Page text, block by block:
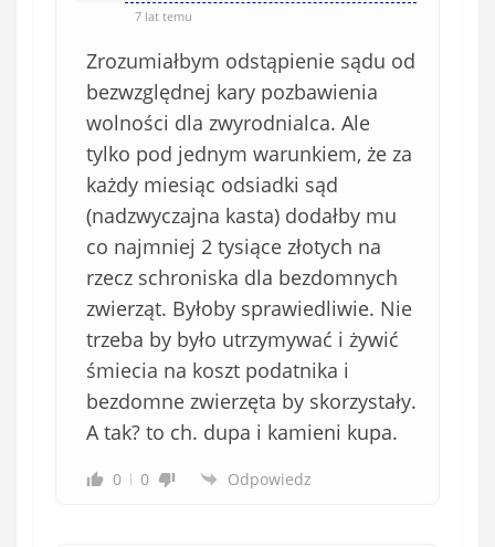
7 lat temu
Zrozumiałbym odstąpienie sądu od
bezwzględnej kary pozbawienia
wolności dla zwyrodnialca. Ale
tylko pod jednym warunkiem, że za
każdy miesiąc odsiadki sąd
(nadzwyczajna kasta) dodałby mu
co najmniej 2 tysiące złotych na
rzecz schroniska dla bezdomnych
zwierząt. Byłoby sprawiedliwie. Nie
trzeba by było utrzymywać i żywić
śmiecia na koszt podatnika i
bezdomne zwierzęta by skorzystały.
A tak? to ch. dupa i kamieni kupa.
0 0 Odpowiedz